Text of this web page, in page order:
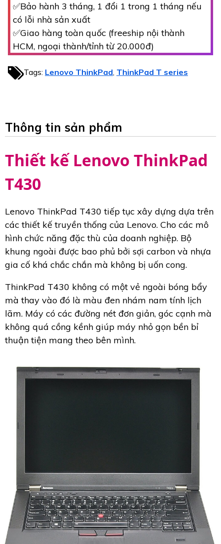
✅Bảo hành 3 tháng, 1 đổi 1 trong 1 tháng nếu
có lỗi nhà sản xuất
✅Giao hàng toàn quốc (freeship nội thành
HCM, ngoại thành/tỉnh từ 20.000đ)
Tags: Lenovo ThinkPad ThinkPad T series
Thông tin sản phẩm
Thiết kế Lenovo ThinkPad
T430
Lenovo ThinkPad T430 tiếp tục xây dựng dựa trên
các thiết kế truyền thống của Lenovo. Cho các mô
hình chức năng đặc thù của doanh nghiệp. Bộ
khung ngoài được bao phủ bởi sợi carbon và nhựa
gia cố khá chắc chắn mà không bị uốn cong.
ThinkPad T430 không có một vẻ ngoài bóng bẩy
mà thay vào đó là màu đen nhám nam tính lịch
lãm. Máy có các đường nét đơn giản, góc cạnh mà
không quá cồng kềnh giúp máy nhỏ gọn bền bỉ
thuận tiện mang theo bên mình.